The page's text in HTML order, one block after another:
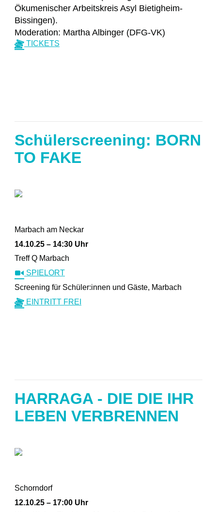
Ökumenischer Arbeitskreis Asyl Bietigheim-
Bissingen).
Moderation: Martha Albinger (DFG-VK)
TICKETS
Schülerscreening: BORN
TO FAKE
Marbach am Neckar
14.10.25 – 14:30 Uhr
Treff Q Marbach
SPIELORT
Screening für Schüler:innen und Gäste, Marbach
EINTRITT FREI
HARRAGA - DIE DIE IHR
LEBEN VERBRENNEN
Schorndorf
12.10.25 – 17:00 Uhr